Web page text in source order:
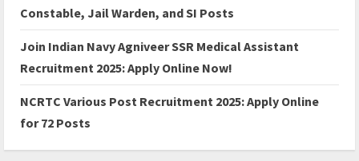
Constable, Jail Warden, and SI Posts
Join Indian Navy Agniveer SSR Medical Assistant
Recruitment 2025: Apply Online Now!
NCRTC Various Post Recruitment 2025: Apply Online
for 72 Posts